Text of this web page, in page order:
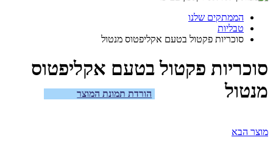
הממתקים שלנו
טבליות
סוכריות פקטול בטעם אקליפטוס מנטול
סוכריות פקטול בטעם אקליפטוס
מנטול
הורדת תמונת המוצר
מוצר הבא